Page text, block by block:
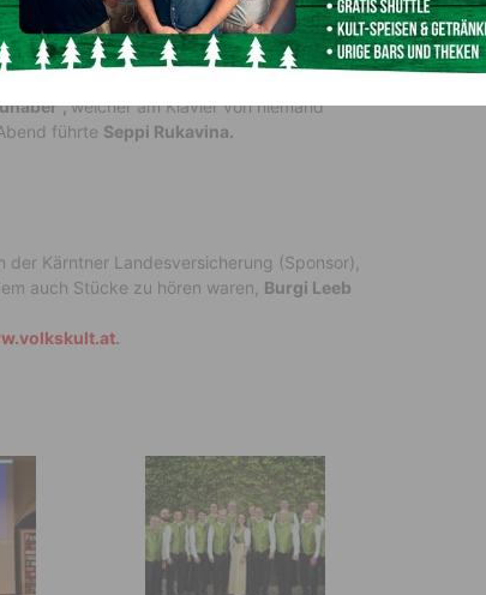
der Stimmen aus Kärnten“, welche
ließen. Der Dritte im Bunde war der
welcher am Klavier von niemand
führte Seppi Rukavina.
der Kärntner Landesversicherung (Sponsor),
auch Stücke zu hören waren, Burgi Leeb
.